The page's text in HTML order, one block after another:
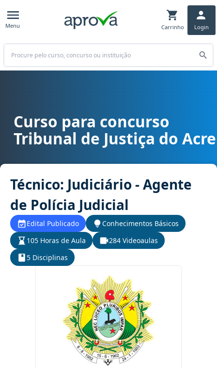
Menu Carrinho Login
Buscar
Curso para concurso TJ AC - Tribunal de Justiça do Acre cargo
Curso para concurso
Tribunal de Justiça do Acre
Técnico: Judiciário - Agente
de Polícia Judicial
Edital Publicado
Conhecimentos Básicos
105 Horas de Aula
284 Videoaulas
5 Disciplinas